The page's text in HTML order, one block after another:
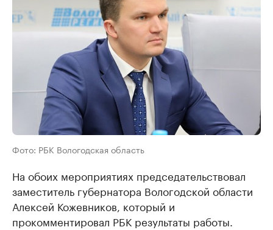
Фото: РБК Вологодская область
На обоих мероприятиях председательствовал
заместитель губернатора Вологодской области
Алексей Кожевников, который и
прокомментировал РБК результаты работы.